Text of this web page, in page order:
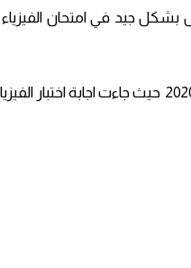
بشكل جيد في امتحان